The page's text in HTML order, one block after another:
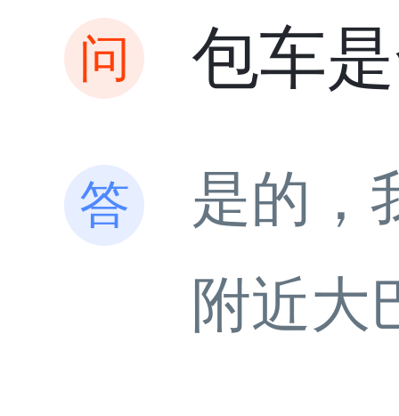
包车
是的，
附近大